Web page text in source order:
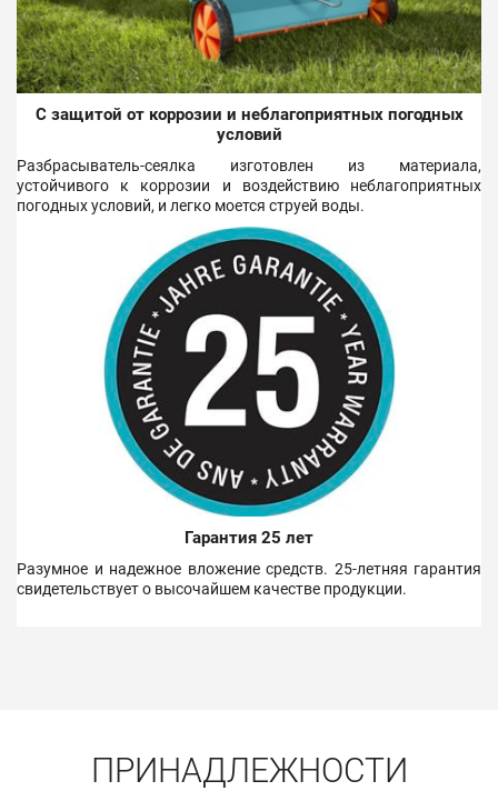
С защитой от коррозии и неблагоприятных погодных
условий
Разбрасыватель-сеялка изготовлен из материала,
устойчивого к коррозии и воздействию неблагоприятных
погодных условий, и легко моется струей воды.
Гарантия 25 лет
Разумное и надежное вложение средств. 25-летняя гарантия
свидетельствует о высочайшем качестве продукции.
ПРИНАДЛЕЖНОСТИ